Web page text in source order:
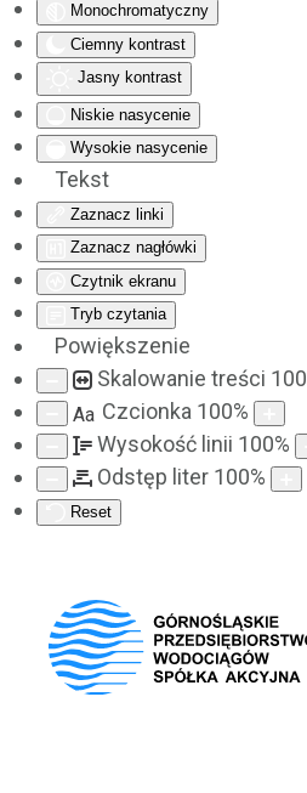
Monochromatyczny
Ciemny kontrast
Jasny kontrast
Niskie nasycenie
Wysokie nasycenie
Tekst
Zaznacz linki
Zaznacz nagłówki
Czytnik ekranu
Tryb czytania
Powiększenie
Skalowanie treści 100
Aa Czcionka 100%
Wysokość linii 100%
Odstęp liter 100%
Reset